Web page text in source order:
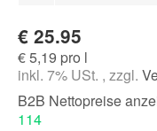
€ 25.95
€ 5,19 pro l
inkl. 7% USt. , zzgl.
B2B Nettopreise
114